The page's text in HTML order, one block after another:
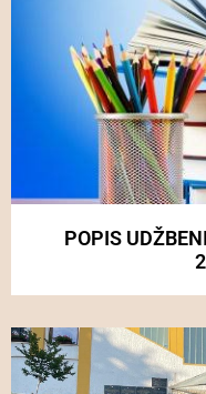
POPIS